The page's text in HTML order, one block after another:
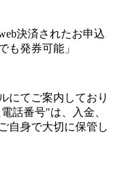
決済されたお申込
も発券可能」
にてご案内しており
話番号"は、入金、
自身で大切に保管し